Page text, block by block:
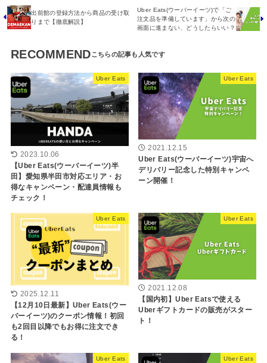
出前館の登録方法から商品の受け取
りまで【徹底解説】
Uber Eats(ウーバーイーツ)で「ご
注文品を準備しています」から次の
画面に進まない、どうしたらいい？
RECOMMEND
Uber Eats
2023.10.06
【Uber Eats(ウーバーイーツ)半
田】愛知県半田市対応エリア・お
得なキャンペーン・配達員情報も
チェック！
Uber Eats
2021.12.15
Uber Eats(ウーバーイーツ)宇宙へ
デリバリー記念した特別キャンペ
ーン開催！
Uber Eats
2025.12.11
【12月10日最新】Uber Eats(ウー
バーイーツ)のクーポン情報！初回
も2回目以降でもお得に注文でき
る！
Uber Eats
2021.12.08
【国内初】Uber Eatsで使える
Uberギフトカードの販売がスター
ト！
Uber Eats Uber Eats